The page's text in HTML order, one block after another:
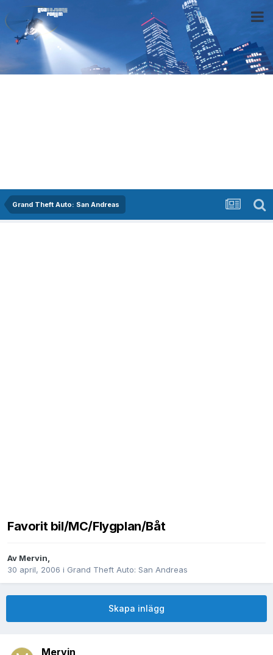
Grand Theft Auto: San Andreas
Favorit bil/MC/Flygplan/Båt
Av Mervin,
30 april, 2006 i Grand Theft Auto: San Andreas
Skapa inlägg
Mervin